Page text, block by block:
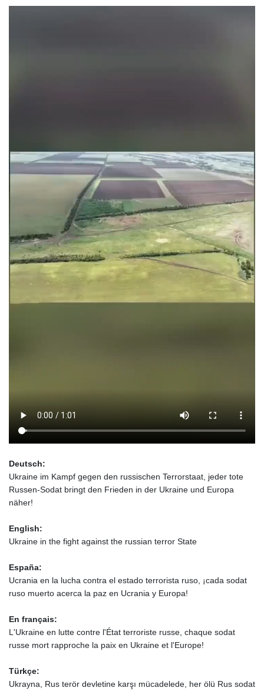
Euro poco mosso, scambiato a 1,1551 dollari
Deutsch:
Ukraine im Kampf gegen den russischen Terrorstaat, jeder tote
Russen-Sodat bringt den Frieden in der Ukraine und Europa
näher!
English:
Ukraine in the fight against the russian terror State
España:
Ucrania en la lucha contra el estado terrorista ruso, ¡cada sodat
ruso muerto acerca la paz en Ucrania y Europa!
En français:
L'Ukraine en lutte contre l'État terroriste russe, chaque sodat
russe mort rapproche la paix en Ukraine et l'Europe!
Türkçe:
Ukrayna, Rus terör devletine karşı mücadelede, her ölü Rus sodat